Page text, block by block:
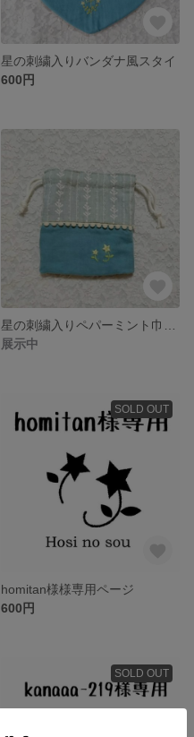
星の刺繍入りバンダナ風スタイ
600円
展示中
SOLD OUT
homitan様様専用ページ
600円
SOLD OUT